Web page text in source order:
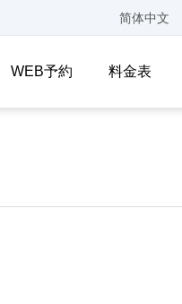
简体中文
WEB予約 料金表